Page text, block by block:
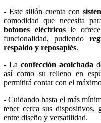
- Este sillón cuenta con
comodidad que necesita
botones eléctricosle ofrece
funcionalidad, pudiendo
respaldo y reposapiés.
- La confección acolchada
así como su relleno en
permitirá contar con el
- Cuidando hasta el más
tener cerca sus dispositivos,
entre diseño y versatilidad.